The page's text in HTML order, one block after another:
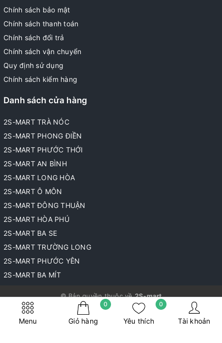
Menu Giỏ hàng
0
Yêu thích
0
Tài khoản
Chính sách bảo mật
Chính sách thanh toán
Chính sách đổi trả
Chính sách vận chuyển
Quy định sử dụng
Chính sách kiểm hàng
Danh sách cửa hàng
2S-MART TRÀ NÓC
2S-MART PHONG ĐIỀN
2S-MART PHƯỚC THỚI
2S-MART AN BÌNH
2S-MART LONG HÒA
2S-MART Ô MÔN
2S-MART ĐÔNG THUẬN
2S-MART HÒA PHÚ
2S-MART BA SE
2S-MART TRƯỜNG LONG
2S-MART PHƯỚC YÊN
2S-MART BA MÍT
© Bản quyền thuộc về2S-mart
Cung cấp bởi
Sapo